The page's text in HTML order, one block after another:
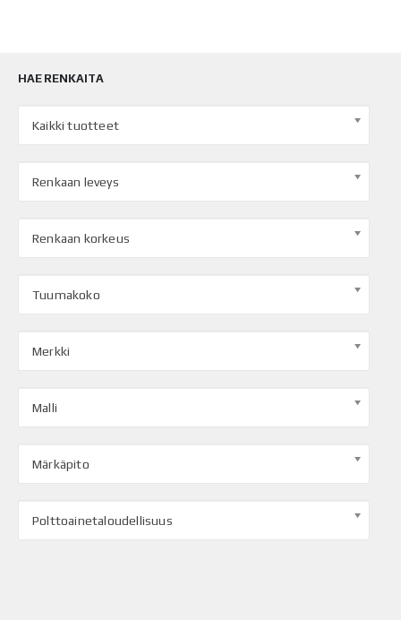
HAE RENKAITA
Kaikki tuotteet
Renkaan leveys
Renkaan korkeus
Tuumakoko
Merkki
Malli
Märkäpito
Polttoainetaloudellisuus